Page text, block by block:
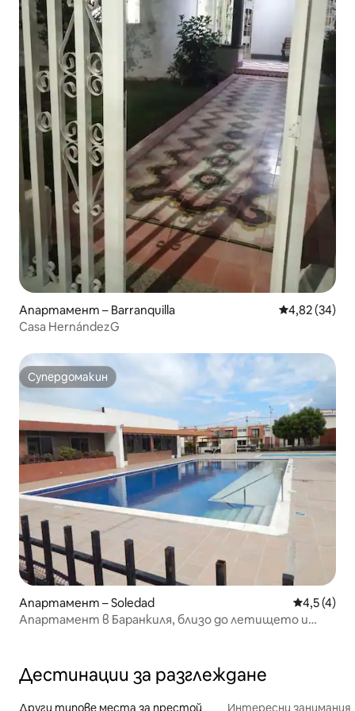
Апартамент – Barranquilla Средна
4,82 (34)
Casa HernándezG
Супердомакин
Супердомакин
Апартамент – Soledad Средна
4,5 (4)
Апартамент в Баранкиля, близо до летището и
Дестинации за разглеждане
Други типове места за престой Интересни занимания